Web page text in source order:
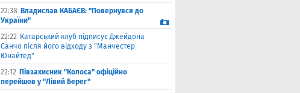
22:38 Владислав КАБАЄВ: "Повернувся до
України"
22:22 Катарський клуб підписує Джейдона
Санчо після його відходу з "Манчестер
Юнайтед"
22:12 Півзахисник "Колоса" офіційно
перейшов у "Лівий Берег"